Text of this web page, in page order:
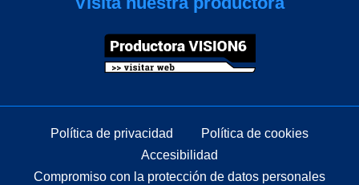
Política de privacidad
Política de cookies
Accesibilidad
Compromiso con la protección de datos personales